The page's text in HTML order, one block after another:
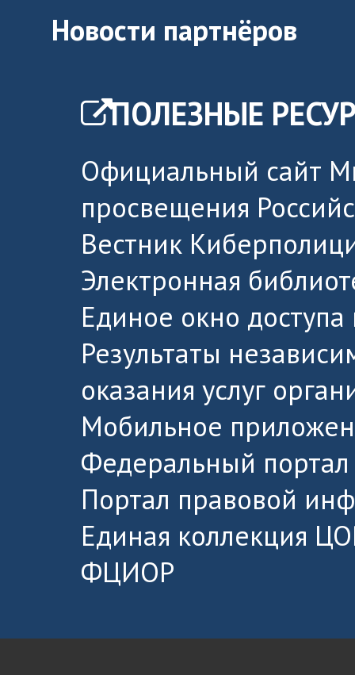
Новости партнёров
ПОЛЕЗНЫЕ
Официальный сайт
просвещения
Вестник
Электронная
Единое окно
Результаты
оказания услуг
Мобильное
Федеральный портал
Портал правовой
Единая коллекция
ФЦИОР